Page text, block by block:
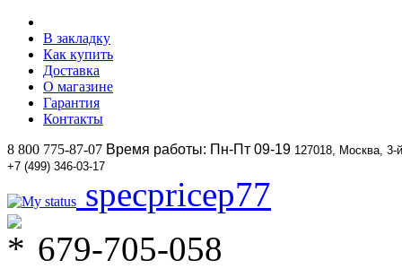
В закладку
Как купить
Доставка
О магазине
Гарантия
Контакты
8 800 775-87-07 Время работы: Пн-Пт 09-19 127018, Москва,
+7 (499) 346-03-17
specpricep77
679-705-058